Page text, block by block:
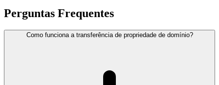
Perguntas Frequentes
Como funciona a transferência de propriedade de domínio?